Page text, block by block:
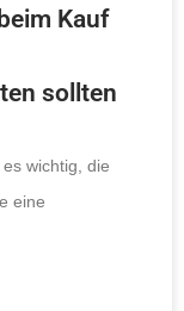
Kauf
sollten
wichtig, die
eine